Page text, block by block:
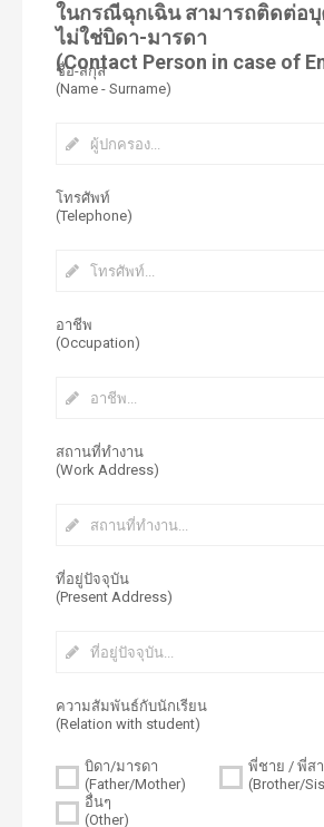
ในกรณีฉุกเฉิน สามารถติดต่อ
ไม่ใช่บิดา-มารดา
(Contact Person in case of
ชื่อ-สกุล
(Name - Surname)
โทรศัพท์
(Telephone)
อาชีพ
(Occupation)
สถานที่ทำงาน
(Work Address)
ที่อยู่ปัจจุบัน
(Present Address)
ความสัมพันธ์กับนักเรียน
(Relation with student)
บิดา/มารดา
(Father/Mother)
พี่ชาย / พี่ส
(Brother/
อื่นๆ
(Other)